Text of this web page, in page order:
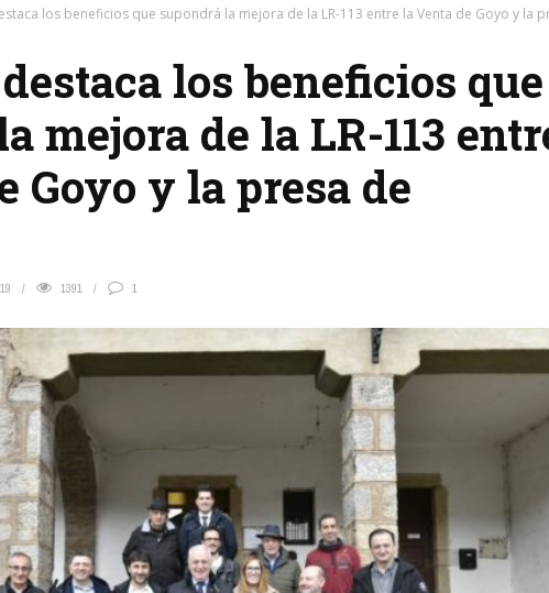
los beneficios que supondrá la mejora de la LR-113 entre la Venta de Goyo y la
los beneficios que
mejora de la LR-113
Goyo y la presa de
1391 1